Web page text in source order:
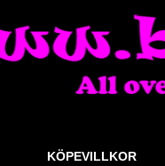
KÖPEVILLKOR